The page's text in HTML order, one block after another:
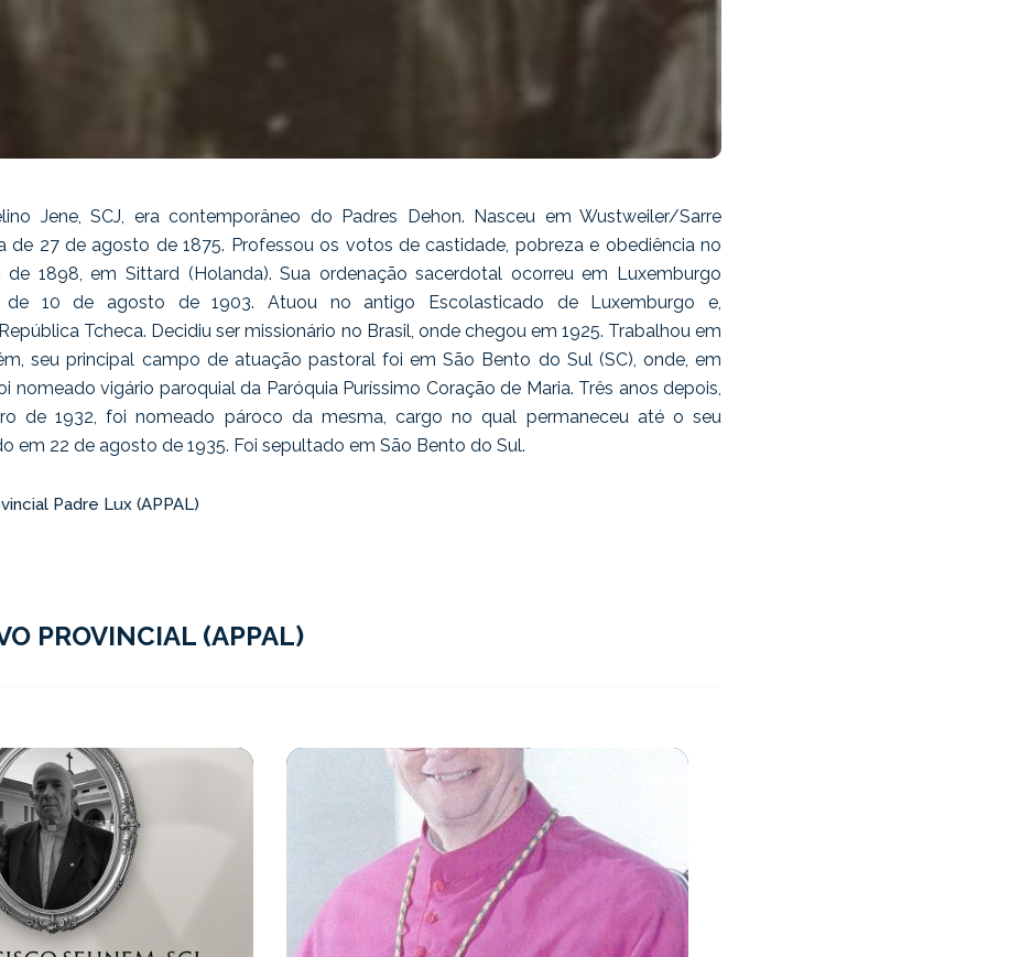
Jene, SCJ, era contemporâneo do Padres Dehon. Nasceu em Wustweiler/Sarre
de 27 de agosto de 1875. Professou os votos de castidade, pobreza e obediência no
1898, em Sittard (Holanda). Sua ordenação sacerdotal ocorreu em Luxemburgo
de 10 de agosto de 1903. Atuou no antigo Escolasticado de Luxemburgo e,
Tcheca. Decidiu ser missionário no Brasil, onde chegou em 1925. Trabalhou em
seu principal campo de atuação pastoral foi em São Bento do Sul (SC), onde, em
nomeado vigário paroquial da Paróquia Puríssimo Coração de Maria. Três anos depois,
de 1932, foi nomeado pároco da mesma, cargo no qual permaneceu até o seu
em 22 de agosto de 1935. Foi sepultado em São Bento do Sul.
Padre Lux (APPAL)
PROVINCIAL (APPAL)